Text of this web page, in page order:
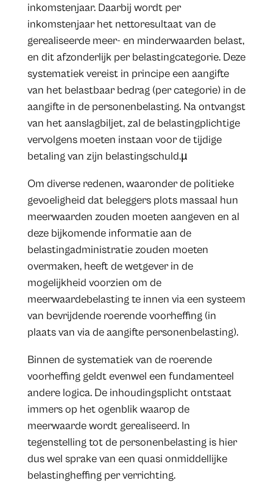
inkomstenjaar. Daarbij wordt per
inkomstenjaar het nettoresultaat van de
gerealiseerde meer- en minderwaarden belast,
en dit afzonderlijk per belastingcategorie. Deze
systematiek vereist in principe een aangifte
van het belastbaar bedrag (per categorie) in de
aangifte in de personenbelasting. Na ontvangst
van het aanslagbiljet, zal de belastingplichtige
vervolgens moeten instaan voor de tijdige
betaling van zijn belastingschuld.µ
Om diverse redenen, waaronder de politieke
gevoeligheid dat beleggers plots massaal hun
meerwaarden zouden moeten aangeven en al
deze bijkomende informatie aan de
belastingadministratie zouden moeten
overmaken, heeft de wetgever in de
mogelijkheid voorzien om de
meerwaardebelasting te innen via een systeem
van bevrijdende roerende voorheffing (in
plaats van via de aangifte personenbelasting).
Binnen de systematiek van de roerende
voorheffing geldt evenwel een fundamenteel
andere logica. De inhoudingsplicht ontstaat
immers op het ogenblik waarop de
meerwaarde wordt gerealiseerd. In
tegenstelling tot de personenbelasting is hier
dus wel sprake van een quasi onmiddellijke
belastingheffing per verrichting.